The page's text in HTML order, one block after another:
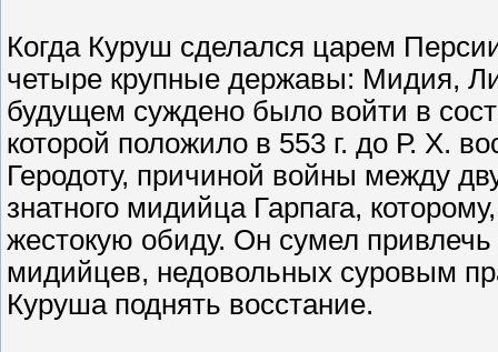
Когда Куруш сделался царем
четыре крупные державы: Мидия,
будущем суждено было войти в
которой положило в 553 г. до Р. Х.
Геродоту, причиной войны между
знатного мидийца Гарпага,
жестокую обиду. Он сумел
мидийцев, недовольных суровым
Куруша поднять восстание.